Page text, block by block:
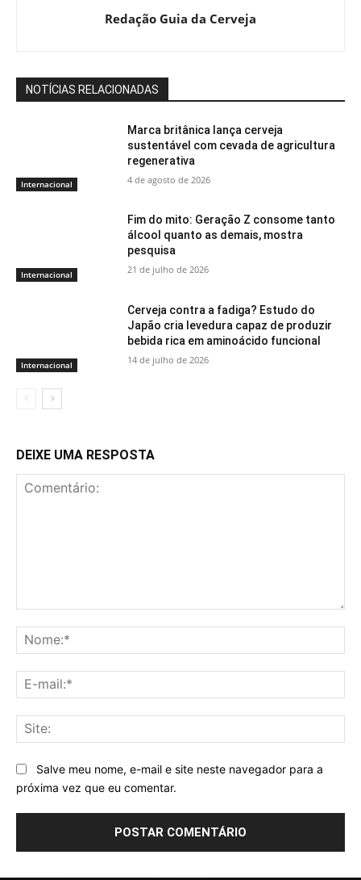
Redação Guia da Cerveja
NOTÍCIAS RELACIONADAS
Internacional
Marca britânica lança cerveja
sustentável com cevada de agricultura
regenerativa
4 de agosto de 2026
Internacional
Fim do mito: Geração Z consome tanto
álcool quanto as demais, mostra
pesquisa
21 de julho de 2026
Internacional
Cerveja contra a fadiga? Estudo do
Japão cria levedura capaz de produzir
bebida rica em aminoácido funcional
14 de julho de 2026
DEIXE UMA RESPOSTA
Salve meu nome, e-mail e site neste navegador para a
próxima vez que eu comentar.